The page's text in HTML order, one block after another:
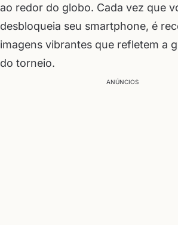
ao redor do globo. Cada vez que
desbloqueia seu smartphone, é
imagens vibrantes que refletem a
do torneio.
ANÚNCIOS